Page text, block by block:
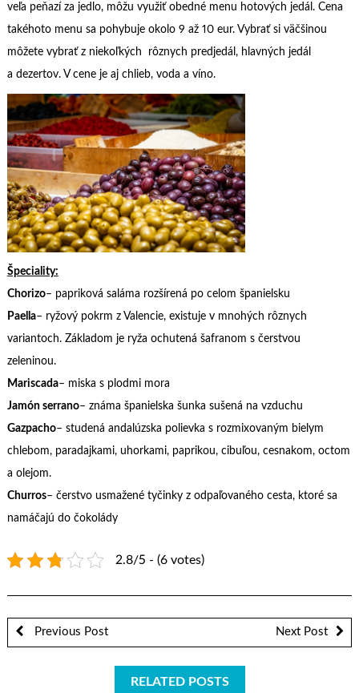
veľa peňazí za jedlo, môžu využiť obedné menu hotových jedál. Cena
takéhoto menu sa pohybuje okolo 9 až 10 eur. Vybrať si väčšinou
môžete vybrať z niekoľkých rôznych predjedál, hlavných jedál
a dezertov. V cene je aj chlieb, voda a víno.
Špeciality:
Chorizo– papriková saláma rozšírená po celom španielsku
Paella– ryžový pokrm z Valencie, existuje v mnohých rôznych
variantoch. Základom je ryža ochutená šafranom s čerstvou
zeleninou.
Mariscada– miska s plodmi mora
Jamón serrano– známa španielska šunka sušená na vzduchu
Gazpacho– studená andalúzska polievka s rozmixovaným bielym
chlebom, paradajkami, uhorkami, paprikou, cibuľou, cesnakom, octom
a olejom.
Churros– čerstvo usmažené tyčinky z odpaľovaného cesta, ktoré sa
namáčajú do čokolády
2.8/5 - (6 votes)
Previous Post Next Post
RELATED POSTS